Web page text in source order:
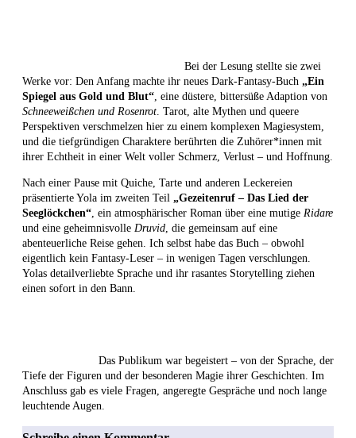
Bei der Lesung stellte sie zwei
Werke vor: Den Anfang machte ihr neues Dark-Fantasy-Buch „Ein
Spiegel aus Gold und Blut“ , eine düstere, bittersüße Adaption von
Schneeweißchen und Rosenrot . Tarot, alte Mythen und queere
Perspektiven verschmelzen hier zu einem komplexen Magiesystem,
und die tiefgründigen Charaktere berührten die Zuhörer*innen mit
ihrer Echtheit in einer Welt voller Schmerz, Verlust – und Hoffnung.
Nach einer Pause mit Quiche, Tarte und anderen Leckereien
präsentierte Yola im zweiten Teil „Gezeitenruf – Das Lied der
Seeglöckchen“ , ein atmosphärischer Roman über eine mutige Ridare
und eine geheimnisvolle Druvid , die gemeinsam auf eine
abenteuerliche Reise gehen. Ich selbst habe das Buch – obwohl
eigentlich kein Fantasy-Leser – in wenigen Tagen verschlungen.
Yolas detailverliebte Sprache und ihr rasantes Storytelling ziehen
einen sofort in den Bann.
Das Publikum war begeistert – von der Sprache, der
Tiefe der Figuren und der besonderen Magie ihrer Geschichten. Im
Anschluss gab es viele Fragen, angeregte Gespräche und noch lange
leuchtende Augen.